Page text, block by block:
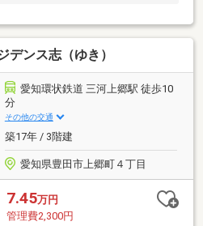
デンス志（ゆき）
愛知環状鉄道 三河上郷駅 徒歩10
分
その他の交通
築17年 / 3階建
愛知県豊田市上郷町４丁目
7.45万円
管理費2,300円